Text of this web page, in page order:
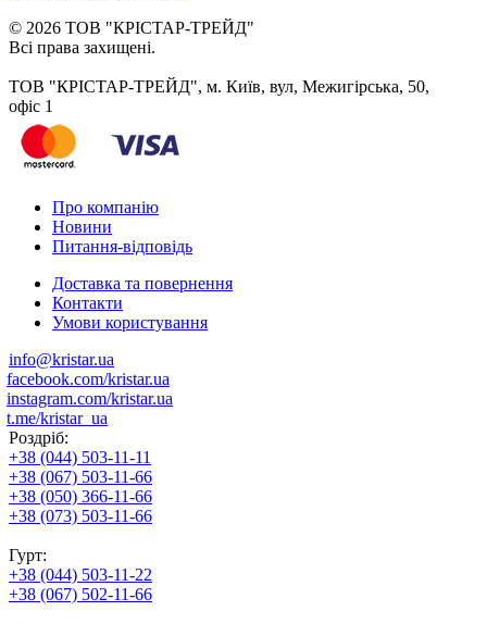
© 2026 ТОВ "КРІСТАР-ТРЕЙД"
Всі права захищені.
ТОВ "КРІСТАР-ТРЕЙД", м. Київ, вул, Межигірська, 50,
офіс 1
Про компанію
Новини
Питання-відповідь
Доставка та повернення
Контакти
Умови користування
info@kristar.ua
facebook.com/kristar.ua
instagram.com/kristar.ua
t.me/kristar_ua
Роздріб:
+38 (044) 503-11-11
+38 (067) 503-11-66
+38 (050) 366-11-66
+38 (073) 503-11-66
Гурт:
+38 (044) 503-11-22
+38 (067) 502-11-66